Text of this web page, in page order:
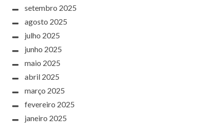
setembro 2025
agosto 2025
julho 2025
junho 2025
maio 2025
abril 2025
março 2025
fevereiro 2025
janeiro 2025